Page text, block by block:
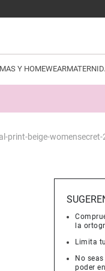
Y HOMEWEAR
print-beige-womensecret-
la
Limita
No
poder